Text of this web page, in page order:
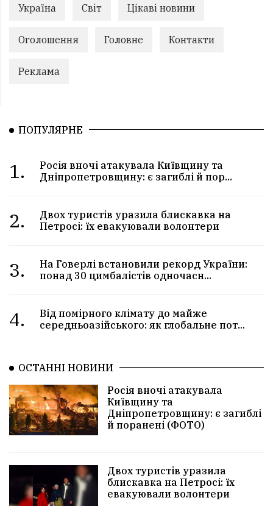
Україна Світ Цікаві новини
Оголошення Головне Контакти
Реклама
ПОПУЛЯРНЕ
1.
Росія вночі атакувала Київщину та
Дніпропетровщину: є загиблі й пор...
2.
Двох туристів уразила блискавка на
Петросі: їх евакуювали волонтери
3.
На Говерлі встановили рекорд України:
понад 30 цимбалістів одночасн...
4.
Від помірного клімату до майже
середньоазійського: як глобальне пот...
ОСТАННІ НОВИНИ
Росія вночі атакувала
Київщину та
Дніпропетровщину: є загиблі
й поранені (ФОТО)
Двох туристів уразила
блискавка на Петросі: їх
евакуювали волонтери